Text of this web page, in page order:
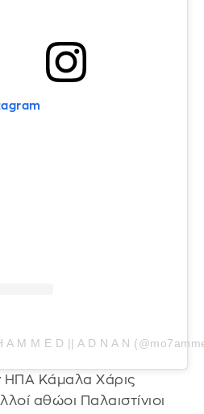
A M M E D || A D N A N
ΗΠΑ Κάμαλα Χάρις
αθώοι Παλαιστίνιοι